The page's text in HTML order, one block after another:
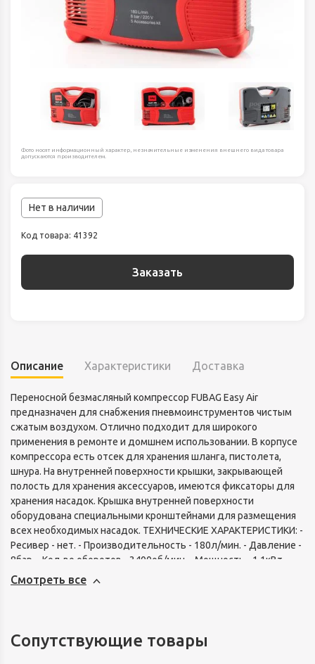
Фото носят информационный характер, незначительные изменения внешнего вида товара
допускаются производителем.
Нет в наличии
Код товара: 41392
Заказать
Описание Характеристики Доставка
Переносной безмасляный компрессор FUBAG Easy Air
предназначен для снабжения пневмоинструментов чистым
сжатым воздухом. Отлично подходит для широкого
применения в ремонте и домшнем использовании. В корпусе
компрессора есть отсек для хранения шланга, пистолета,
шнура. На внутренней поверхности крышки, закрывающей
полость для хранения аксессуаров, имеются фиксаторы для
хранения насадок. Крышка внутренней поверхности
оборудована специальными кронштейнами для размещения
всех необходимых насадок. ТЕХНИЧЕСКИЕ ХАРАКТЕРИСТИКИ: -
Ресивер - нет. - Производительность - 180л/мин. - Давление -
8бар. - Кол-во оборотов - 3400об/мин. - Мощность - 1,1кВт. -
Напряжение - 220В/50Гц. КОМПЛЕКТАЦИЯ: - Воздушный шланг
3м; - Пистолет для накачки шин; - Насадка для надувки мячей;
Смотреть все
Сопутствующие товары